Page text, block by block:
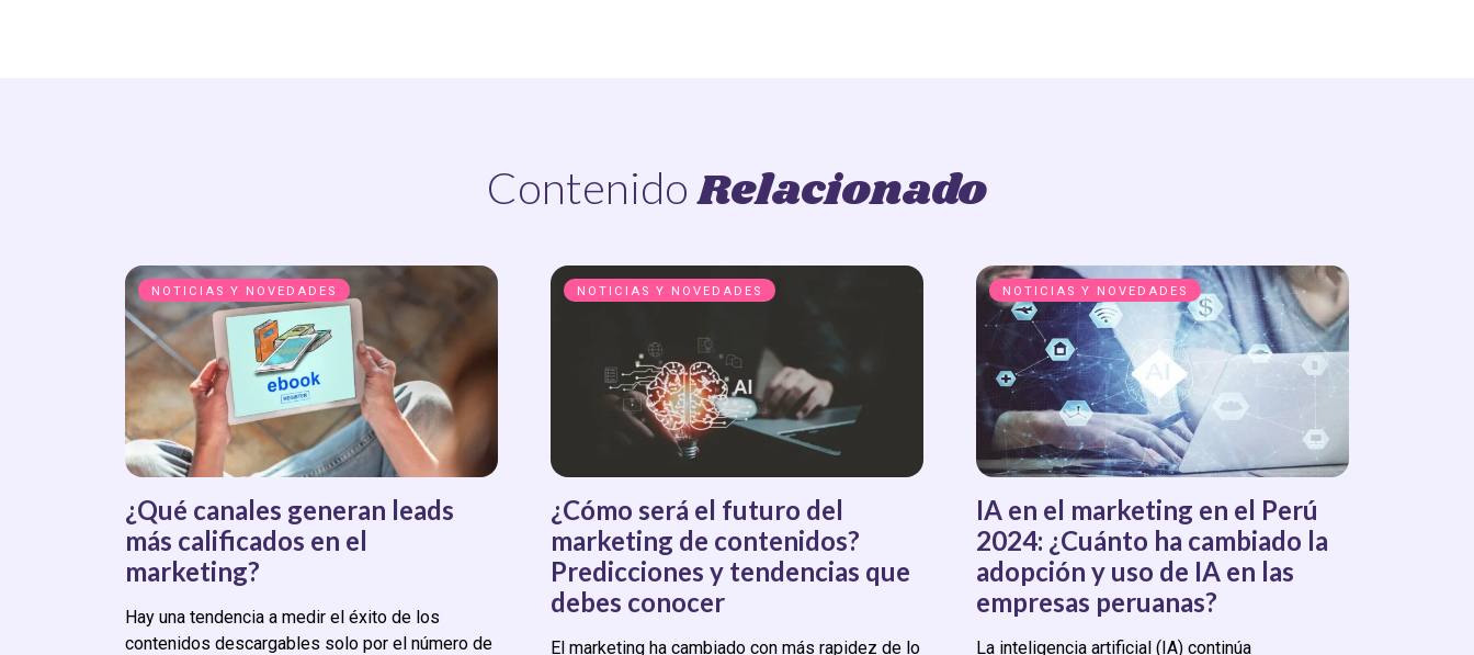
ContenidoRelacionado
NOTICIAS Y NOVEDADES
¿Qué canales generan leads
más calificados en el
marketing?
Hay una tendencia a medir el éxito de los
contenidos descargables solo por el número de
NOTICIAS Y NOVEDADES
¿Cómo será el futuro del
marketing de contenidos?
Predicciones y tendencias que
debes conocer
El marketing ha cambiado con más rapidez de lo
NOTICIAS Y NOVEDADES
IA en el marketing en el Perú
2024: ¿Cuánto ha cambiado la
adopción y uso de IA en las
empresas peruanas?
La inteligencia artificial (IA) continúa